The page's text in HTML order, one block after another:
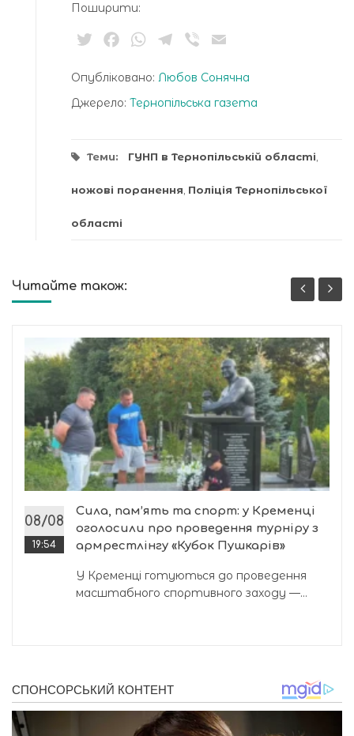
Поширити:
TwitterFacebookWhatsApp
Telegram
Viber
Опубліковано: Любов Сонячна
Джерело: Тернопільська газета
Теми: ГУНП в Тернопільській області,
ножові поранення, Поліція Тернопільської
області
Читайте також:
08/08
19:54
Сила, пам’ять та спорт: у Кременці
оголосили про проведення турніру з
армрестлінгу «Кубок Пушкарів»
У Кременці готуються до проведення
масштабного спортивного заходу —...